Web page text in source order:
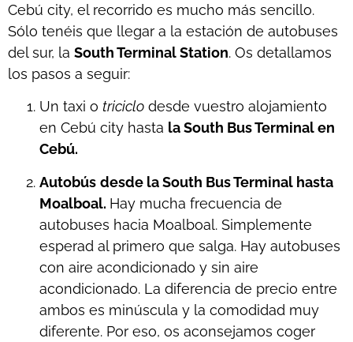
Cebú city, el recorrido es mucho más sencillo.
Sólo tenéis que llegar a la estación de autobuses
del sur, la South Terminal Station. Os detallamos
los pasos a seguir:
Un taxi o triciclo desde vuestro alojamiento
en Cebú city hasta la South Bus Terminal en
Cebú.
Autobús desde la South Bus Terminal hasta
Moalboal. Hay mucha frecuencia de
autobuses hacia Moalboal. Simplemente
esperad al primero que salga. Hay autobuses
con aire acondicionado y sin aire
acondicionado. La diferencia de precio entre
ambos es minúscula y la comodidad muy
diferente. Por eso, os aconsejamos coger